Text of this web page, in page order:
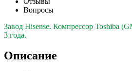
Вопросы
Завод Hisense. Компрессор Toshiba
3 года.
Описание